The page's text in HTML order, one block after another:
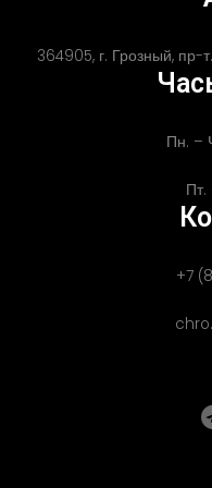
364905, г. Грозный,
Пн. –
+7